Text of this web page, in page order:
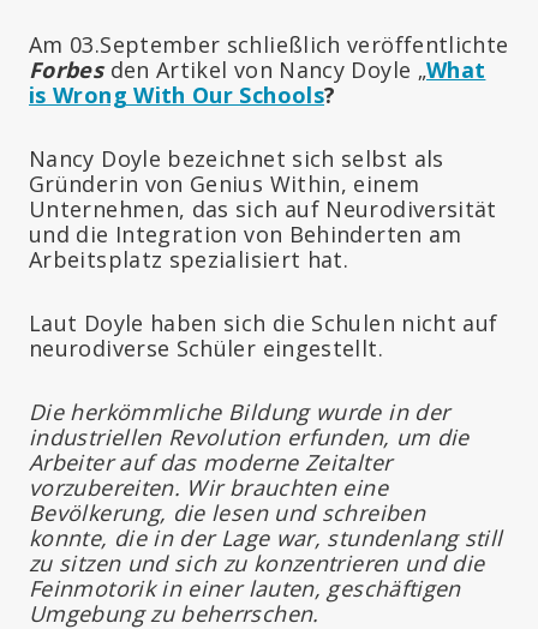
Am 03.September schließlich veröffentlichte
Forbesden Artikel von Nancy Doyle „What
is Wrong With Our Schools?
Nancy Doyle bezeichnet sich selbst als
Gründerin von Genius Within, einem
Unternehmen, das sich auf Neurodiversität
und die Integration von Behinderten am
Arbeitsplatz spezialisiert hat.
Laut Doyle haben sich die Schulen nicht auf
neurodiverse Schüler eingestellt.
Die herkömmliche Bildung wurde in der
industriellen Revolution erfunden, um die
Arbeiter auf das moderne Zeitalter
vorzubereiten. Wir brauchten eine
Bevölkerung, die lesen und schreiben
konnte, die in der Lage war, stundenlang still
zu sitzen und sich zu konzentrieren und die
Feinmotorik in einer lauten, geschäftigen
Umgebung zu beherrschen.